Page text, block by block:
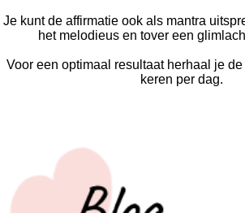
Je kunt de affirmatie ook als mantra
het melodieus en tover een
Voor een optimaal resultaat herhaal je
keren per dag.